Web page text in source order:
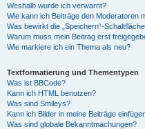
Weshalb wurde ich verwarnt?
Wie kann ich Beiträge den Moderatoren
Was bewirkt die „Speichern“-
Warum muss mein Beitrag erst
Wie markiere ich ein Thema als neu?
Textformatierung und Thementypen
Was ist BBCode?
Kann ich HTML benutzen?
Was sind Smileys?
Kann ich Bilder in meine Beiträge
Was sind globale Bekanntmachungen?